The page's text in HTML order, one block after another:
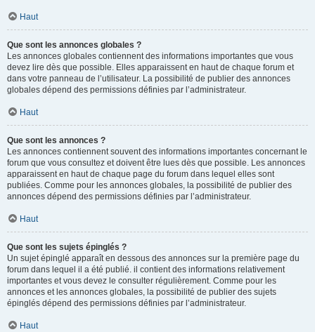
Haut
Que sont les annonces globales ?
Les annonces globales contiennent des informations importantes que vous
devez lire dès que possible. Elles apparaissent en haut de chaque forum et
dans votre panneau de l’utilisateur. La possibilité de publier des annonces
globales dépend des permissions définies par l’administrateur.
Haut
Que sont les annonces ?
Les annonces contiennent souvent des informations importantes concernant le
forum que vous consultez et doivent être lues dès que possible. Les annonces
apparaissent en haut de chaque page du forum dans lequel elles sont
publiées. Comme pour les annonces globales, la possibilité de publier des
annonces dépend des permissions définies par l’administrateur.
Haut
Que sont les sujets épinglés ?
Un sujet épinglé apparaît en dessous des annonces sur la première page du
forum dans lequel il a été publié. il contient des informations relativement
importantes et vous devez le consulter régulièrement. Comme pour les
annonces et les annonces globales, la possibilité de publier des sujets
épinglés dépend des permissions définies par l’administrateur.
Haut